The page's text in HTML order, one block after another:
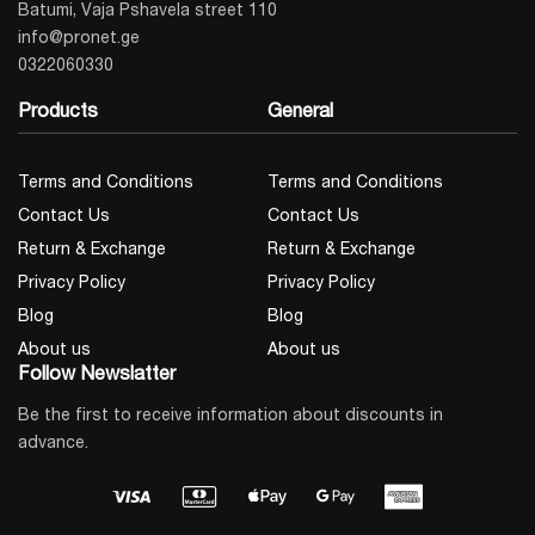
Batumi, Vaja Pshavela street 110
info@pronet.ge
0322060330
Products
Terms and Conditions
Contact Us
Return & Exchange
Privacy Policy
Blog
About us
General
Terms and Conditions
Contact Us
Return & Exchange
Privacy Policy
Blog
About us
Follow Newslatter
Be the first to receive information about discounts in
advance.